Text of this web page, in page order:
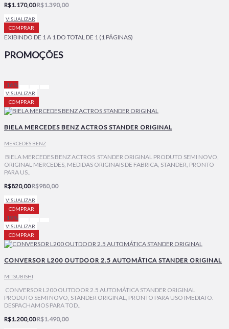
R$1.170,00 R$1.390,00
VISUALIZAR
COMPRAR
EXIBINDO DE 1 A 1 DO TOTAL DE 1 (1 PÁGINAS)
PROMOÇÕES
-16%
VISUALIZAR
COMPRAR
BIELA MERCEDES BENZ ACTROS STANDER ORIGINAL
MERCEDES BENZ
BIELA MERCEDES BENZ ACTROS STANDER ORIGINAL PRODUTO SEMI NOVO,
ORIGINAL MERCEDES, MEDIDAS ORIGINAIS DE FABRICA, STANDER, PRONTO
PARA US..
R$820,00 R$980,00
VISUALIZAR
COMPRAR
-19%
VISUALIZAR
COMPRAR
CONVERSOR L200 OUTDOOR 2.5 AUTOMÁTICA STANDER ORIGINAL
MITSUBISHI
CONVERSOR L200 OUTDOOR 2.5 AUTOMÁTICA STANDER ORIGINAL
PRODUTO SEMI NOVO, STANDER ORIGINAL, PRONTO PARA USO IMEDIATO.
DESPACHAMOS PARA TOD..
R$1.200,00 R$1.490,00